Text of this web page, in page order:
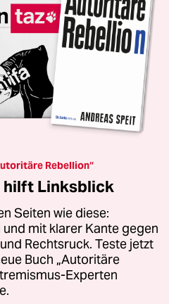
Rebellion“
hilft Linksblick
Seiten wie diese:
mit klarer Kante gegen
Rechtsruck. Teste jetzt
Buch „Autoritäre
Experten